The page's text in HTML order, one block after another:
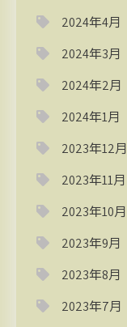
2024年4月
2024年3月
2024年2月
2024年1月
2023年12月
2023年11月
2023年10月
2023年9月
2023年8月
2023年7月